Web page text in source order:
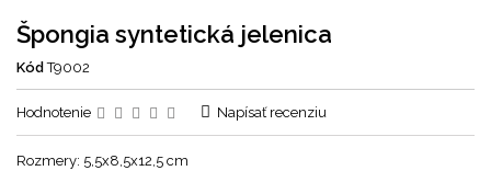
Špongia syntetická jelenica
Kód T9002
Hodnotenie Napísať recenziu
Rozmery: 5,5x8,5x12,5 cm